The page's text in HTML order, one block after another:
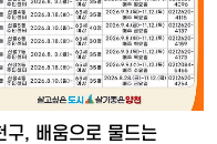
구, 배움으로 물드는